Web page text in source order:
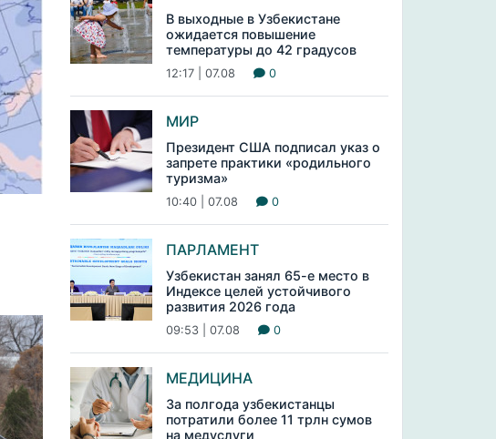
В выходные в Узбекистане
ожидается повышение
температуры до 42 градусов
12:17 | 07.08 0
МИР
Президент США подписал указ о
запрете практики «родильного
туризма»
10:40 | 07.08 0
ПАРЛАМЕНТ
Узбекистан занял 65-е место в
Индексе целей устойчивого
развития 2026 года
09:53 | 07.08 0
МЕДИЦИНА
За полгода узбекистанцы
потратили более 11 трлн сумов
на медуслуги